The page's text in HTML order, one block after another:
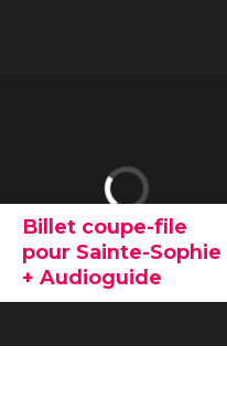
Billet coupe-file
pour Sainte-Sophie
+ Audioguide